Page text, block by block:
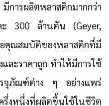
ารผลิตพลาสติกมากกว่า
ะ 300 ล้านตัน (Geyer,
ยคุณสมบัติของพลาสติกที่มี
ละราคาถูก ทำให้มีการใช้
จุภัณฑ์ต่าง ๆ อย่างแพร่
งหนึ่งที่ผลิตขึ้นใช้ในชีวิต